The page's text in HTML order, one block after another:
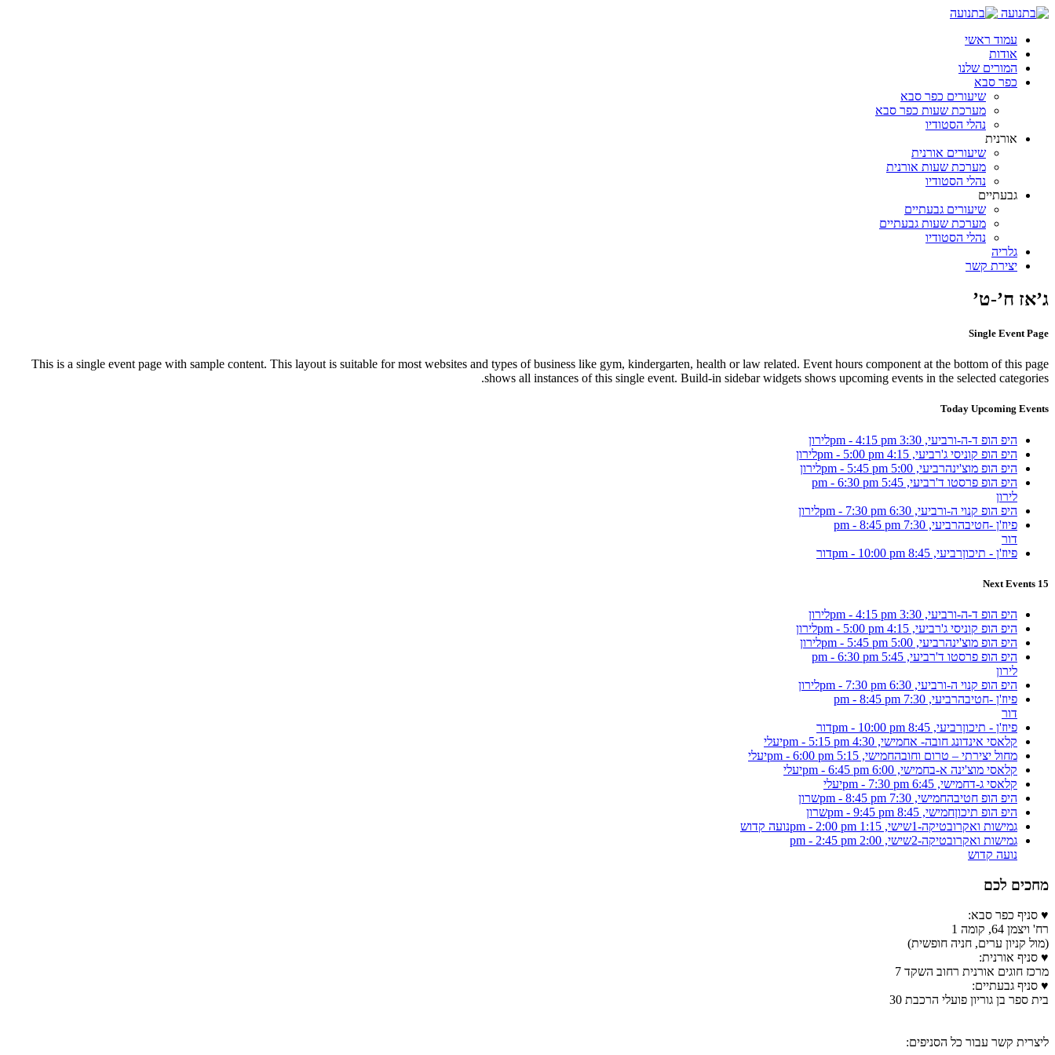
עמוד ראשי
אודות
המורים שלנו
כפר סבא
שיעורים כפר סבא
מערכת שעות כפר סבא
נהלי הסטודיו
אורנית
שיעורים אורנית
מערכת שעות אורנית
נהלי הסטודיו
גבעתיים
שיעורים גבעתיים
מערכת שעות גבעתיים
נהלי הסטודיו
גלריה
יצירת קשר
ג’אז ח’-ט’
Single Event Page
This is a single event page with sample content. This layout is suitable for most websites and types of business like gym, kindergarten, health or law related. Event hours component at the bottom of this page
shows all instances of this single event. Build-in sidebar widgets shows upcoming events in the selected categories.
Today Upcoming Events
היפ הופ ד-ה-ורביעי, 3:30 pm - 4:15 pm
לירון
היפ הופ קוניסי ג'רביעי, 4:15 pm - 5:00 pm
לירון
היפ הופ מוצ'ינהרביעי, 5:00 pm - 5:45 pm
לירון
היפ הופ פרסטו ד'רביעי, 5:45 pm - 6:30 pm
לירון
היפ הופ קנוי ה-ורביעי, 6:30 pm - 7:30 pm
לירון
פיוז'ן -חטיבהרביעי, 7:30 pm - 8:45 pm
דור
פיוז'ן - תיכוןרביעי, 8:45 pm - 10:00 pm דור
15 Next Events
היפ הופ ד-ה-ורביעי, 3:30 pm - 4:15 pm
לירון
היפ הופ קוניסי ג'רביעי, 4:15 pm - 5:00 pm
לירון
היפ הופ מוצ'ינהרביעי, 5:00 pm - 5:45 pm
לירון
היפ הופ פרסטו ד'רביעי, 5:45 pm - 6:30 pm
לירון
היפ הופ קנוי ה-ורביעי, 6:30 pm - 7:30 pm
לירון
פיוז'ן -חטיבהרביעי, 7:30 pm - 8:45 pm
דור
פיוז'ן - תיכוןרביעי, 8:45 pm - 10:00 pm
דור
קלאסי אינדונג חובה- אחמישי, 4:30 pm - 5:15 pm
יעלי
מחול יצירתי – טרום וחובהחמישי, 5:15 pm - 6:00 pm
יעלי
קלאסי מוצ'ינה א-בחמישי, 6:00 pm - 6:45 pm
יעלי
קלאסי ג-דחמישי, 6:45 pm - 7:30 pm
יעלי
היפ הופ חטיבהחמישי, 7:30 pm - 8:45 pm
שרון
היפ הופ תיכוןחמישי, 8:45 pm - 9:45 pm
שרון
גמישות ואקרובטיקה-1 שישי, 1:15 pm - 2:00 pm
נועה קדוש
גמישות ואקרובטיקה-2 שישי, 2:00 pm - 2:45 pm
נועה קדוש
מחכים לכם
♥ סניף כפר סבא:
רח' ויצמן 64, קומה 1
(מול קניון ערים, חניה חופשית)
♥ סניף אורנית:
מרכז חוגים אורנית רחוב השקד 7
♥ סניף גבעתיים:
בית ספר בן גוריון פועלי הרכבת 30
ליצרית קשר עבור כל הסניפים: